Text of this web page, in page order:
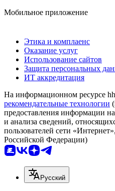
Мобильное приложение
Этика и комплаенс
Оказание услуг
Использование сайтов
Защита персональных
ИТ аккредитация
На информационном ресурсе
рекомендательные технологии
предоставления информации
и анализа сведений,
пользователей сети
Российской Федерации)
Русский